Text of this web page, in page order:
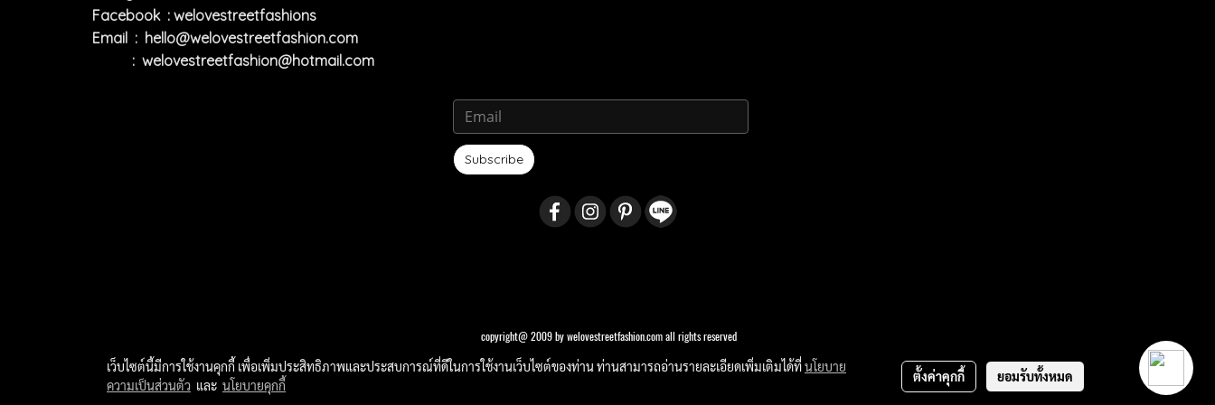
Facebook : welovestreetfashions
Email : hello@welovestreetfashion.com
: welovestreetfashion@hotmail.com
Subscribe
copyright@ 2009 by welovestreetfashion.com all rights reserved
เว็บไซต์นี้มีการใช้งานคุกกี้ เพื่อเพิ่มประสิทธิภาพและประสบการณ์ที่ดีในการใช้งานเว็บไซต์ของท่าน ท่านสามารถอ่านรายละเอียดเพิ่มเติมได้ที่นโยบาย
ความเป็นส่วนตัว และ นโยบายคุกกี้
ตั้งค่าคุกกี้ ยอมรับทั้งหมด